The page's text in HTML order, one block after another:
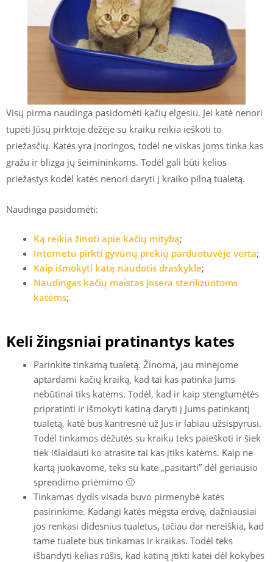
Visų pirma naudinga pasidomėti kačių elgesiu. Jei katė nenori
tupėti Jūsų pirktoje dėžėje su kraiku reikia ieškoti to
priežasčių. Katės yra įnoringos, todėl ne viskas joms tinka kas
gražu ir blizga jų šeimininkams. Todėl gali būti kelios
priežastys kodėl katės nenori daryti į kraiko pilną tualetą.
Naudinga pasidomėti:
Ką reikia žinoti apie kačių mitybą;
Internetu pirkti gyvūnų prekių parduotuvėje verta;
Kaip išmokyti katę naudotis draskykle;
Naudingas kačių maistas Josera sterilizuotoms
katėms;
Keli žingsniai pratinantys kates
Parinkite tinkamą tualetą. Žinoma, jau minėjome
aptardami kačių kraiką, kad tai kas patinka Jums
nebūtinai tiks katėms. Todėl, kad ir kaip stengtumėtės
pripratinti ir išmokyti katiną daryti į Jums patinkantį
tualetą, katė bus kantresnė už Jus ir labiau užsispyrusi.
Todėl tinkamos dėžutės su kraiku teks paieškoti ir šiek
tiek išlaidauti ko atrasite tai kas įtiks katėms. Kaip ne
kartą juokavome, teks su kate „pasitarti” dėl geriausio
sprendimo priėmimo 🙂
Tinkamas dydis visada buvo pirmenybė katės
pasirinkime. Kadangi katės mėgsta erdvę, dažniausiai
jos renkasi didesnius tualetus, tačiau dar nereiškia, kad
tame tualete bus tinkamas ir kraikas. Todėl teks
išbandyti kelias rūšis, kad katiną įtikti katei dėl kokybės